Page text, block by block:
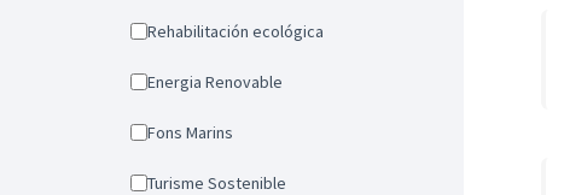
Rehabilitación ecológica
Energia Renovable
Fons Marins
Turisme Sostenible